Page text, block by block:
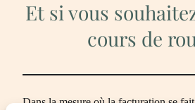
Et si vous
cours de
Dans la mesure où la facturation se